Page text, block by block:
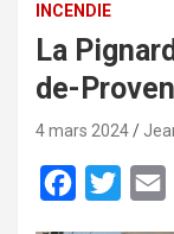
INCENDIE
La
de-
4 mars 2024